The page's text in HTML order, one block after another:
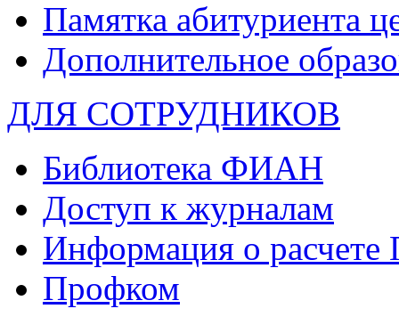
Памятка абитуриента
Дополнительное
ДЛЯ СОТРУДНИКОВ
Библиотека ФИАН
Доступ к журналам
Информация о
Профком